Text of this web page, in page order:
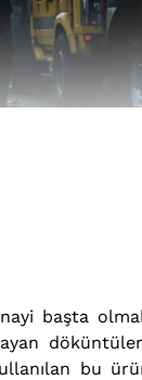
başta
bu